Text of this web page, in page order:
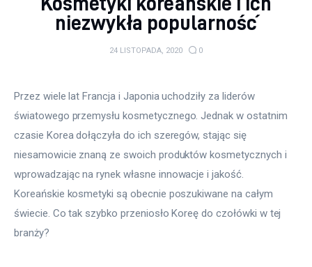
Kunchnia i kulinaria
Więcej
niezwykła popularność
24 LISTOPADA, 2020 0
Przez wiele lat Francja i Japonia uchodziły za liderów
światowego przemysłu kosmetycznego. Jednak w ostatnim
czasie Korea dołączyła do ich szeregów, stając się
niesamowicie znaną ze swoich produktów kosmetycznych i
wprowadzając na rynek własne innowacje i jakość.
Koreańskie kosmetyki są obecnie poszukiwane na całym
świecie. Co tak szybko przeniosło Koreę do czołówki w tej
branży?